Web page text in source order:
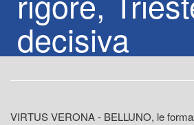
decisiva
VIRTUS VERONA - BELLUNO, le